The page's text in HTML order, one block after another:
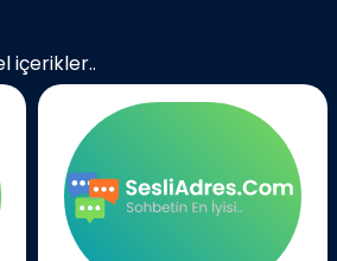
içerikler..